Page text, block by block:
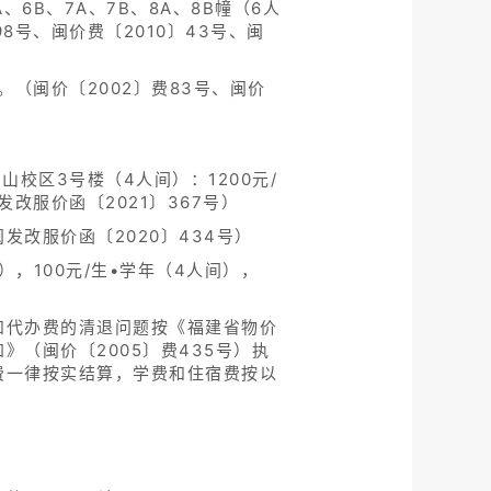
6B、7A、7B、8A、8B幢（6人
号、闽价费〔2010〕43号、闽
（闽价〔2002〕费83号、闽价
校区3号楼（4人间）：1200元/
改服价函〔2021〕367号）
改服价函〔2020〕434号）
，100元/生•学年（4人间），
办费的清退问题按《福建省物价
》（闽价〔2005〕费435号）执
律按实结算，学费和住宿费按以